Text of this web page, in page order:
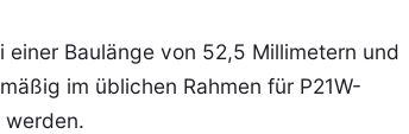
Baulänge von 52,5 Millimetern und
im üblichen Rahmen für P21W-